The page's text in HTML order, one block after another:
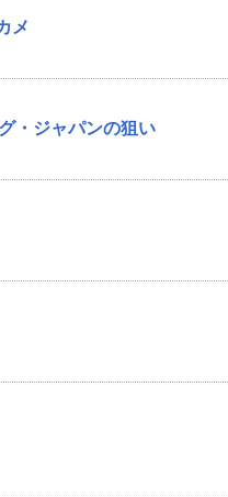
メ
・ジャパンの狙い